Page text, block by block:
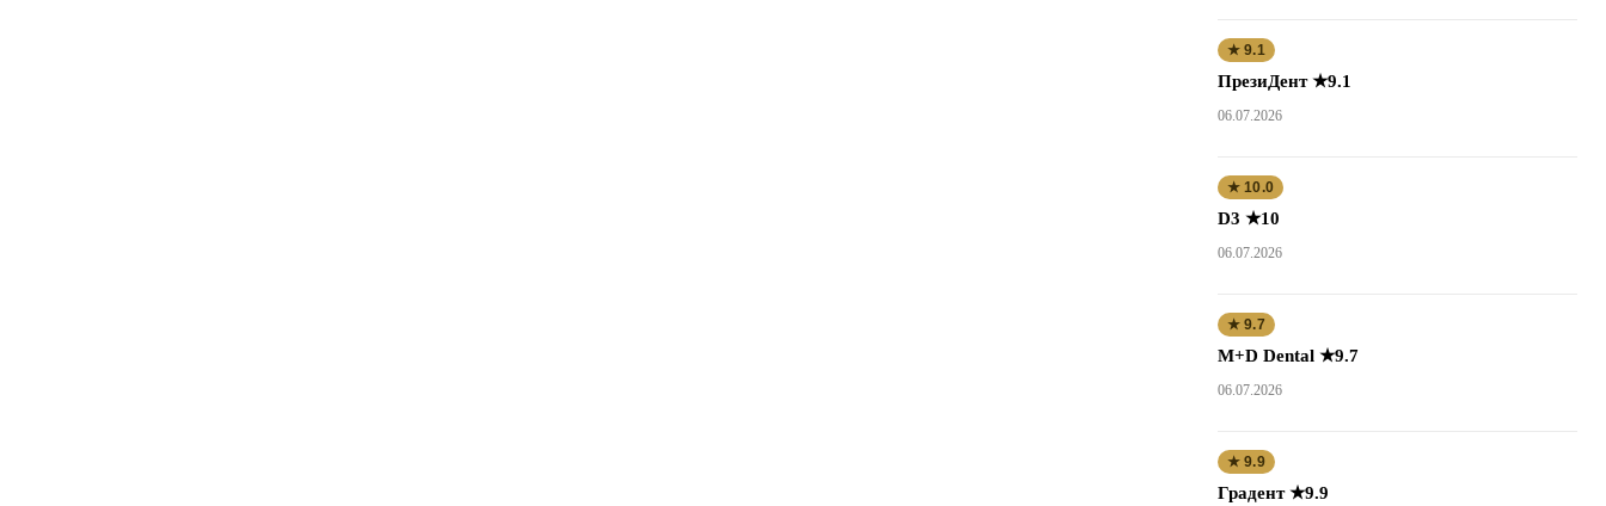
★ 9.1
ПрезиДент ★9.1
06.07.2026
★ 10.0
D3 ★10
06.07.2026
★ 9.7
M+D Dental ★9.7
06.07.2026
★ 9.9
Градент ★9.9